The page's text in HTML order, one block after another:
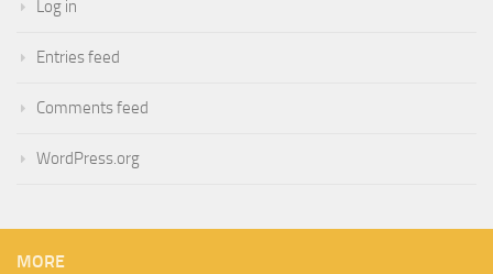
Log in
Entries feed
Comments feed
WordPress.org
MORE